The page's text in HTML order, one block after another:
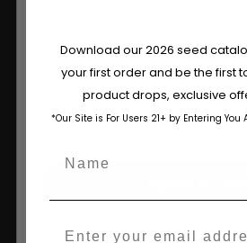
Are You Aged 18
The content and products of our
those of legal age.Please see
Download our 2026 seed
your first order and be the first
product drops, exclusive
*Our Site is For Users 21+ by Entering You